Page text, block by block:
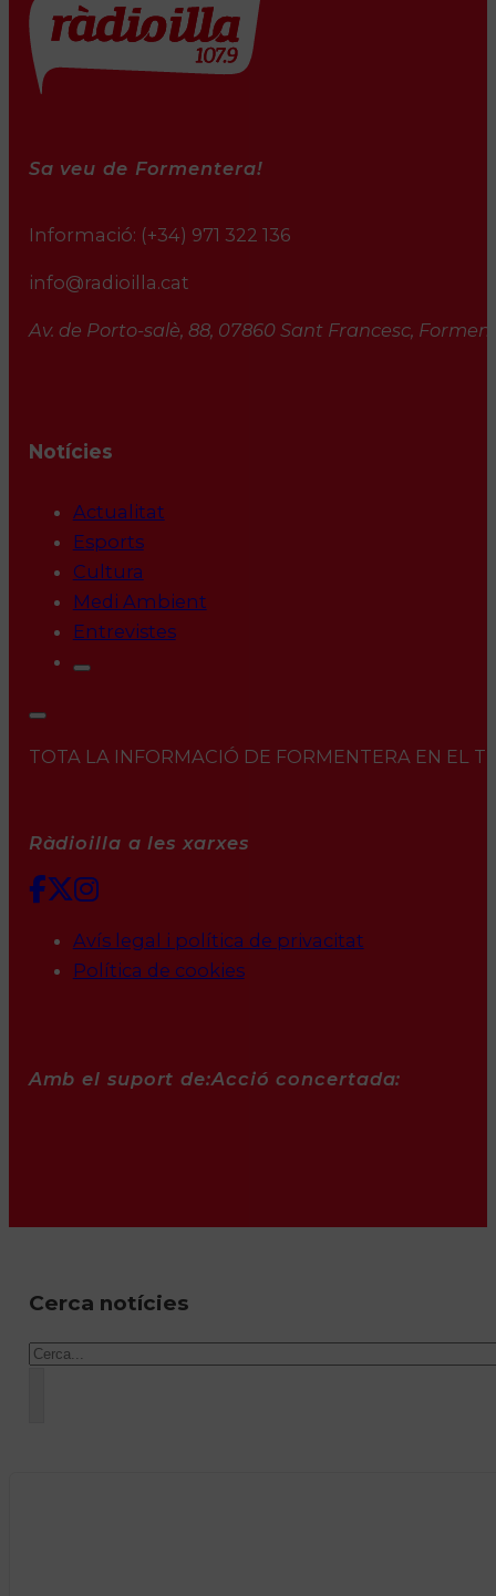
Sa veu de Formentera!
Informació: (+34) 971 322 136
info@radioilla.cat
Av. de Porto-salè, 88, 07860 Sant Francesc,
Notícies
Actualitat
Esports
Cultura
Medi Ambient
Entrevistes
TOTA LA INFORMACIÓ DE FORMENTERA EN EL
Ràdioilla a les xarxes
Avís legal i política de privacitat
Política de cookies
Amb el suport de:Acció concertada:
Cerca notícies
Cercar